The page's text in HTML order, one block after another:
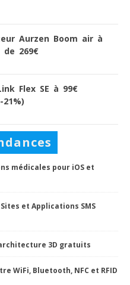
Aurzen Boom air à
de 269€
Flex SE à 99€
médicales pour iOS et
et Applications SMS
3D gratuits
WiFi, Bluetooth, NFC et RFID